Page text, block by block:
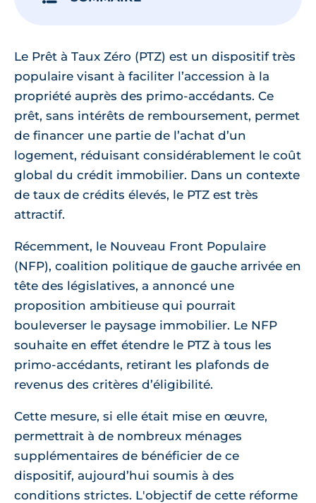
Le Prêt à Taux Zéro (PTZ) est un dispositif très
populaire visant à faciliter l’accession à la
propriété auprès des primo-accédants. Ce
prêt, sans intérêts de remboursement, permet
de financer une partie de l’achat d’un
logement, réduisant considérablement le coût
global du crédit immobilier. Dans un contexte
de taux de crédits élevés, le PTZ est très
attractif.
Récemment, le Nouveau Front Populaire
(NFP), coalition politique de gauche arrivée en
tête des législatives, a annoncé une
proposition ambitieuse qui pourrait
bouleverser le paysage immobilier. Le NFP
souhaite en effet étendre le PTZ à tous les
primo-accédants, retirant les plafonds de
revenus des critères d’éligibilité.
Cette mesure, si elle était mise en œuvre,
permettrait à de nombreux ménages
supplémentaires de bénéficier de ce
dispositif, aujourd’hui soumis à des
conditions strictes. L'objectif de cette réforme